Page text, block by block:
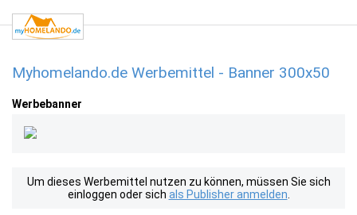
Myhomelando.de Werbemittel - Banner 300x50
Werbebanner
Um dieses Werbemittel nutzen zu können, müssen Sie sich
einloggen oder sich als Publisher anmelden